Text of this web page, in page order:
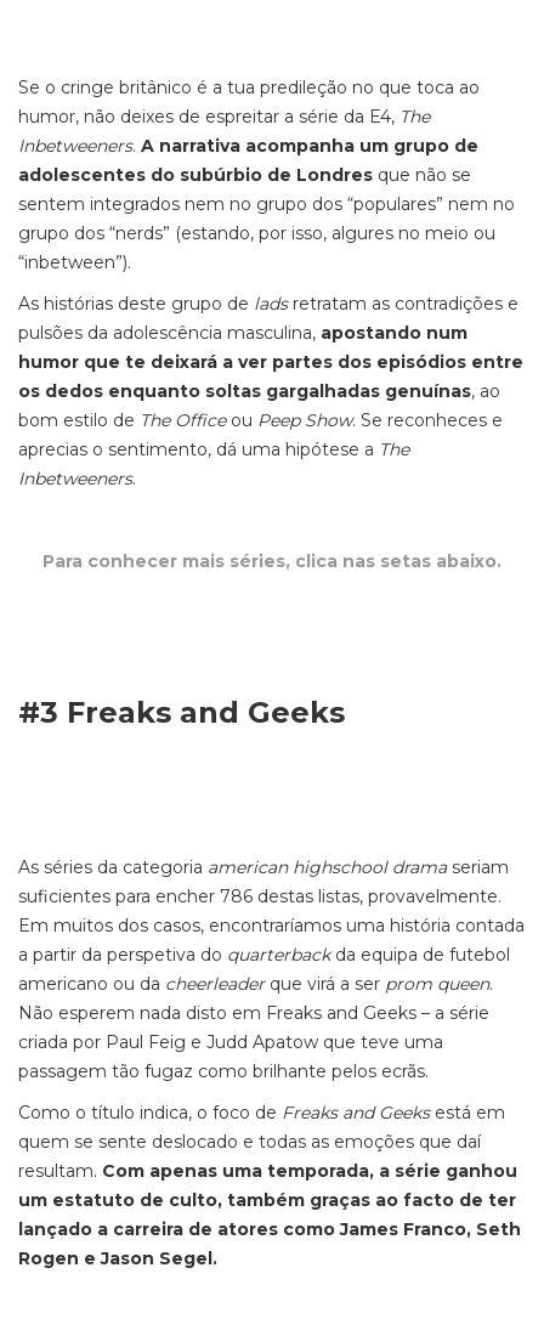
Se o cringe britânico é a tua predileção no que toca ao
humor, não deixes de espreitar a série da E4, The
Inbetweeners. A narrativa acompanha um grupo de
adolescentes do subúrbio de Londres que não se
sentem integrados nem no grupo dos “populares” nem no
grupo dos “nerds” (estando, por isso, algures no meio ou
“inbetween”).
As histórias deste grupo de ladsretratam as contradições e
pulsões da adolescência masculina, apostando num
humor que te deixará a ver partes dos episódios entre
os dedos enquanto soltas gargalhadas genuínas, ao
bom estilo de The Officeou Peep Show. Se reconheces e
aprecias o sentimento, dá uma hipótese a The
Inbetweeners.
Para conhecer mais séries, clica nas setas abaixo.
#3 Freaks and Geeks
As séries da categoria american highschool dramaseriam
suficientes para encher 786 destas listas, provavelmente.
Em muitos dos casos, encontraríamos uma história contada
a partir da perspetiva do quarterbackda equipa de futebol
americano ou da cheerleaderque virá a ser prom queen.
Não esperem nada disto em Freaks and Geeks – a série
criada por Paul Feig e Judd Apatow que teve uma
passagem tão fugaz como brilhante pelos ecrãs.
Como o título indica, o foco de Freaks and Geeksestá em
quem se sente deslocado e todas as emoções que daí
resultam. Com apenas uma temporada, a série ganhou
um estatuto de culto, também graças ao facto de ter
lançado a carreira de atores como James Franco, Seth
Rogen e Jason Segel.